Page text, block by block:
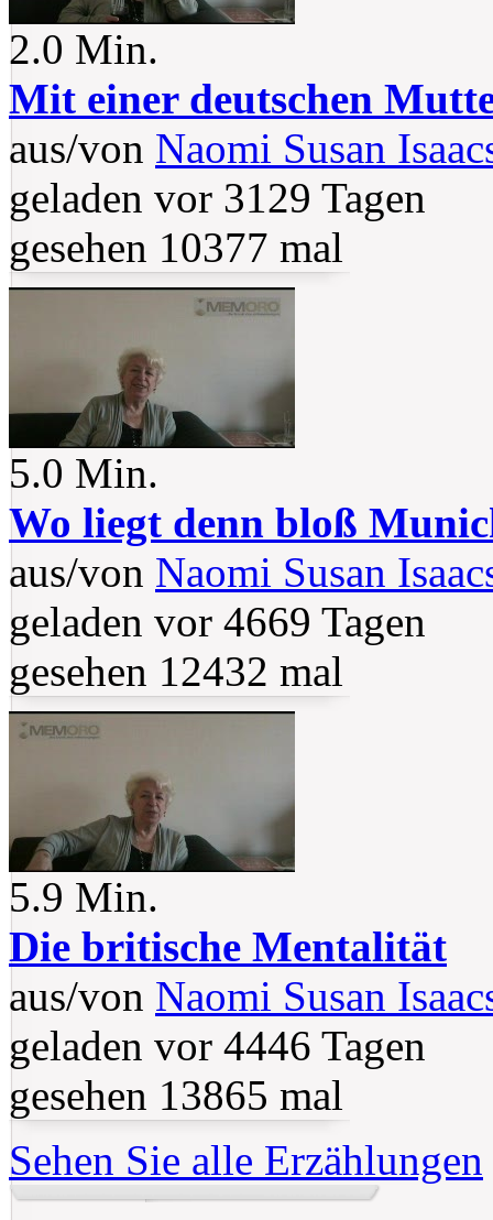
2.0 Min.
Mit einer deutschen
aus/von Naomi Susan
geladen vor 3129 Tagen
gesehen 10377 mal
5.0 Min.
Wo liegt denn bloß
aus/von Naomi Susan
geladen vor 4669 Tagen
gesehen 12432 mal
5.9 Min.
Die britische Mentalität
aus/von Naomi Susan
geladen vor 4446 Tagen
gesehen 13865 mal
Sehen Sie alle Erzählungen